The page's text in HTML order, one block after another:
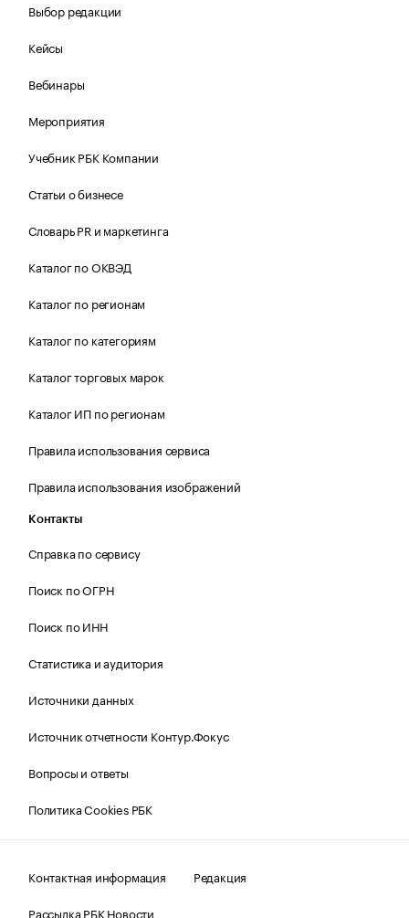
Выбор редакции
Кейсы
Вебинары
Мероприятия
Учебник РБК Компании
Статьи о бизнесе
Словарь PR и маркетинга
Каталог по ОКВЭД
Каталог по регионам
Каталог по категориям
Каталог торговых марок
Каталог ИП по регионам
Правила использования сервиса
Правила использования изображений
Контакты
Справка по сервису
Поиск по ОГРН
Поиск по ИНН
Статистика и аудитория
Источники данных
Источник отчетности Контур.Фокус
Вопросы и ответы
Политика Cookies РБК
Контактная информация
Редакция
Рассылка РБК Новости